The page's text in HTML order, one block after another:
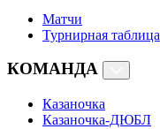
Матчи
Турнирная таблица
КОМАНДА
Казаночка
Казаночка-ДЮБЛ